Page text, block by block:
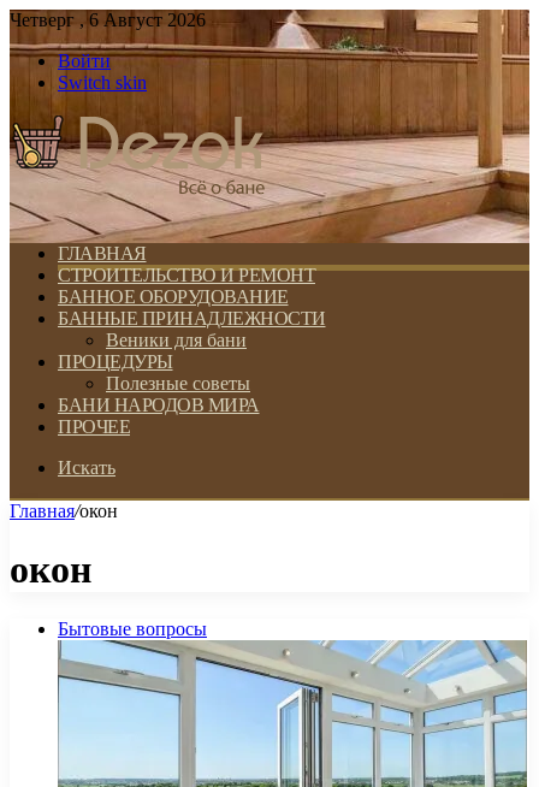
Четверг , 6 Август 2026
Войти
Switch skin
ГЛАВНАЯ
СТРОИТЕЛЬСТВО И РЕМОНТ
БАННОЕ ОБОРУДОВАНИЕ
БАННЫЕ ПРИНАДЛЕЖНОСТИ
Веники для бани
ПРОЦЕДУРЫ
Полезные советы
БАНИ НАРОДОВ МИРА
ПРОЧЕЕ
Искать
Главная/окон
окон
Бытовые вопросы